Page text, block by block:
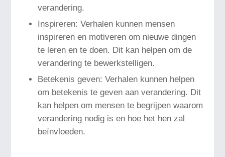
verandering.
Inspireren: Verhalen kunnen mensen
inspireren en motiveren om nieuwe dingen
te leren en te doen. Dit kan helpen om de
verandering te bewerkstelligen.
Betekenis geven: Verhalen kunnen helpen
om betekenis te geven aan verandering. Dit
kan helpen om mensen te begrijpen waarom
verandering nodig is en hoe het hen zal
beïnvloeden.